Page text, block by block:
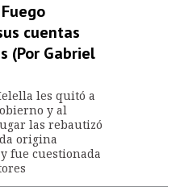
cuentas
(Por Gabriel
les quitó a
y al
las rebautizó
origina
fue cuestionada